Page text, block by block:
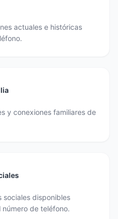
actuales e históricas
y conexiones familiares de
sociales disponibles
de teléfono.